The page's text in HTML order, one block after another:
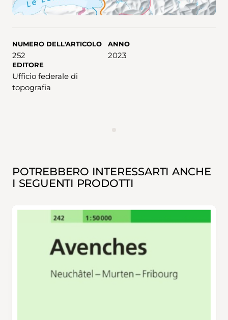
NUMERO DELL'ARTICOLO
252
ANNO
2023
EDITORE
Ufficio federale di
topografia
POTREBBERO INTERESSARTI ANCHE
I SEGUENTI PRODOTTI